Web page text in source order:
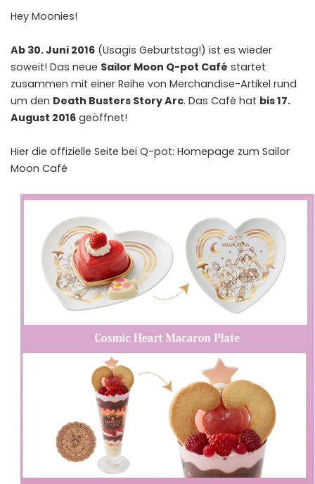
Hey Moonies!
Ab 30. Juni 2016 (Usagis Geburtstag!) ist es wieder
soweit! Das neue Sailor Moon Q-pot Café startet
zusammen mit einer Reihe von Merchandise-Artikel rund
um den Death Busters Story Arc. Das Café hat bis 17.
August 2016 geöffnet!
Hier die offizielle Seite bei Q-pot: Homepage zum Sailor
Moon Café